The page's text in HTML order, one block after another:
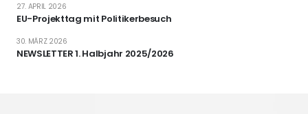
EU-Projekttag mit Politikerbesuch
27. APRIL 2026
NEWSLETTER 1. Halbjahr 2025/2026
30. MÄRZ 2026